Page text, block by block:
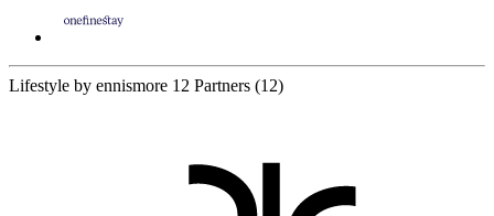
Lifestyle by ennismore 12 Partners (12)